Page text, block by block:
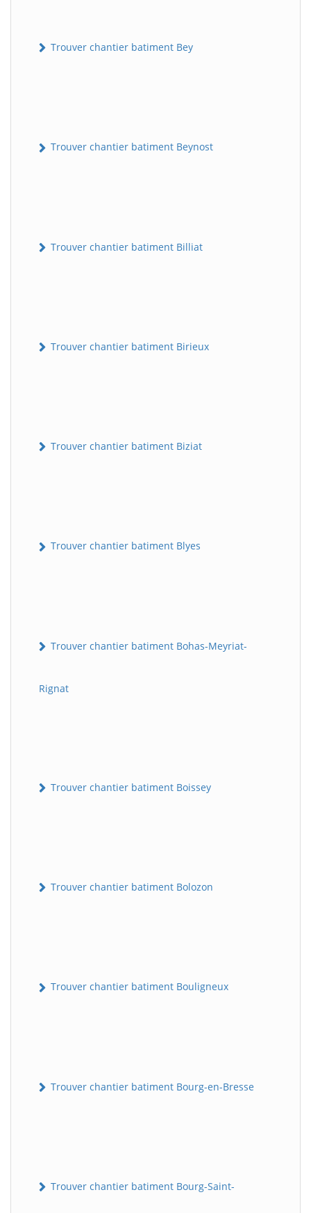
Trouver chantier batiment Bey
Trouver chantier batiment Beynost
Trouver chantier batiment Billiat
Trouver chantier batiment Birieux
Trouver chantier batiment Biziat
Trouver chantier batiment Blyes
Trouver chantier batiment Bohas-Meyriat-
Rignat
Trouver chantier batiment Boissey
Trouver chantier batiment Bolozon
Trouver chantier batiment Bouligneux
Trouver chantier batiment Bourg-en-Bresse
Trouver chantier batiment Bourg-Saint-